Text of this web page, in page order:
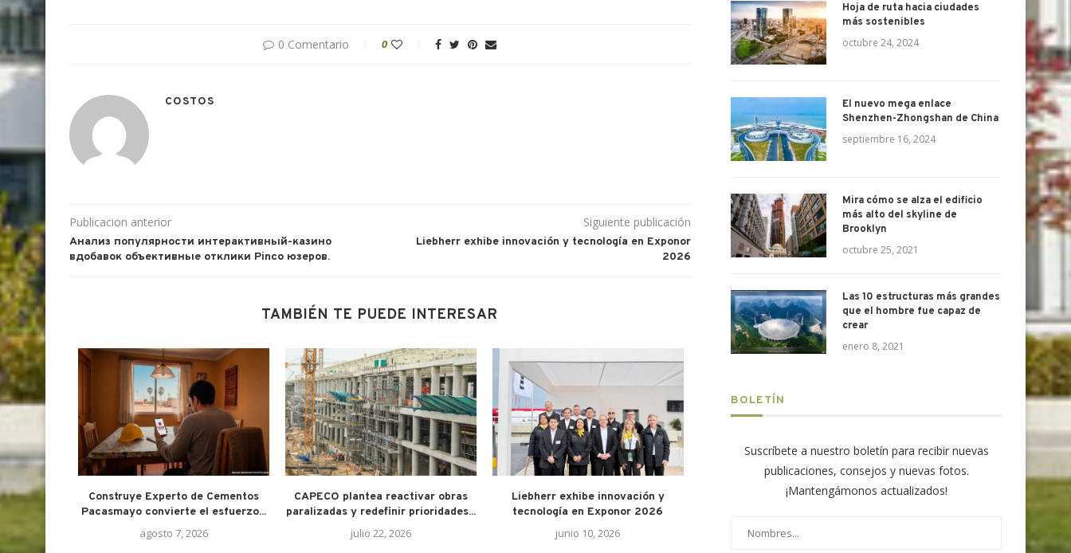
0 Comentario 0
COSTOS
Publicacion anterior
Анализ популярности интерактивный-казино
вдобавок объективные отклики Pinco юзеров.
Siguiente publicación
Liebherr exhibe innovación y tecnología en Exponor
2026
TAMBIÉN TE PUEDE INTERESAR
para
Construye Experto de Cementos
Pacasmayo convierte el esfuerzo...
agosto 7, 2026
CAPECO plantea reactivar obras
paralizadas y redefinir prioridades...
julio 22, 2026
Liebherr exhibe innovación y
tecnología en Exponor 2026
junio 10, 2026
Grupo UNACEM registró S/1,789.9
mayo 20, 2026
Construcción crece a doble
marzo 31, 2026
Hoja de ruta hacia ciudades
más sostenibles
octubre 24, 2024
El nuevo mega enlace
Shenzhen-Zhongshan de China
septiembre 16, 2024
Mira cómo se alza el edificio
más alto del skyline de
Brooklyn
octubre 25, 2021
Las 10 estructuras más grandes
que el hombre fue capaz de
crear
enero 8, 2021
BOLETÍN
Suscríbete a nuestro boletín para recibir nuevas
publicaciones, consejos y nuevas fotos.
¡Mantengámonos actualizados!